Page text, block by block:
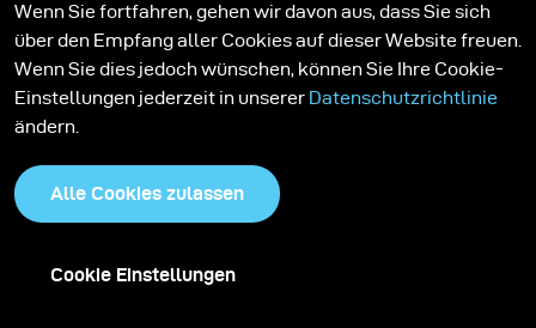
Wenn Sie fortfahren, gehen wir davon aus, dass Sie sich
über den Empfang aller Cookies auf dieser Website freuen.
Wenn Sie dies jedoch wünschen, können Sie Ihre Cookie-
Einstellungen jederzeit in unserer Datenschutzrichtlinie
ändern.
Alle Cookies zulassen
Cookie Einstellungen